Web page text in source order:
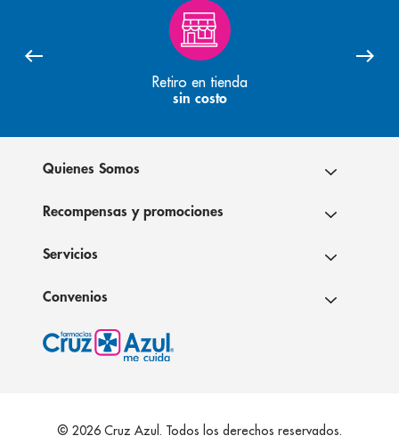
Retiro en tienda
sin costo
Quienes Somos
Recompensas y promociones
Servicios
Convenios
© 2026 Cruz Azul. Todos los derechos reservados.